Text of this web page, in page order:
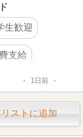
生歓迎
支給
1日前
ストに追加